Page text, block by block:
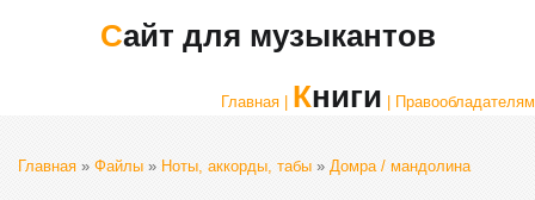
Сайт для музыкантов
Главная | Книги | Правообладателям
Главная » Файлы » Ноты, аккорды, табы » Домра / мандолина